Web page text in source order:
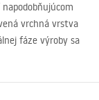
vrchná vrstva
fáze výroby sa